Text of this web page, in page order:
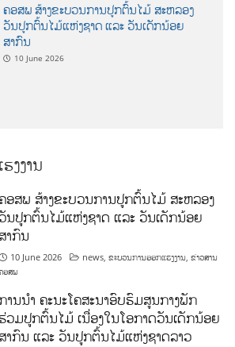
ຄອສພ ສ້າງຂະບວນການປູກຕົ້ນໄມ້ ສະຫລອງ
ວັນປູກຕົ້ນໄມ້ແຫ່ງຊາດ ແລະ ວັນເດັກນ້ອຍ
ສາກົນ
10 June 2026
ງງານ
ຄອສພ ສ້າງຂະບວນການປູກຕົ້ນໄມ້ ສະຫລອງ
ວັນປູກຕົ້ນໄມ້ແຫ່ງຊາດ ແລະ ວັນເດັກນ້ອຍ
ສາກົນ
10 June 2026 news,ຂະບວນການອອກແຮງງານ,ຂ່າວສານ
ອສພ
ການນໍາ ຄະນະໂຄສະນາອົບຮົມສູນກາງພັກ
ຮ່ວມປູກຕົ້ນໄມ້ ເນື່ອງໃນໂອກາດວັນເດັກນ້ອຍ
ສາກົນ ແລະ ວັນປູກຕົ້ນໄມ້ແຫ່ງຊາດລາວ